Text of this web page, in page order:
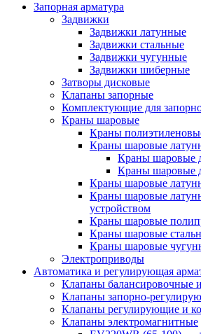
Запорная арматура
Задвижки
Задвижки латунные
Задвижки стальные
Задвижки чугунные
Задвижки шиберные
Затворы дисковые
Клапаны запорные
Комплектующие для
Краны шаровые
Краны
Краны шаровые
Краны шаровые
Краны шаровые
Краны шаровые
Краны шаровые
устройством
Краны шаровые
Краны шаровые
Краны шаровые
Электроприводы
Автоматика и регулирующая
Клапаны балансировочные
Клапаны запорно-
Клапаны регулирующие и
Клапаны электромагнитные